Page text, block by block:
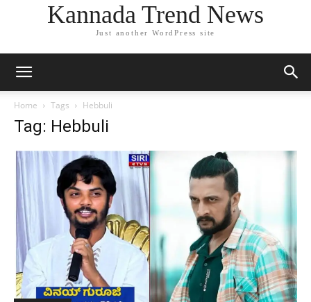
Kannada Trend News
Just another WordPress site
Home Tags Hebbuli
Tag: Hebbuli